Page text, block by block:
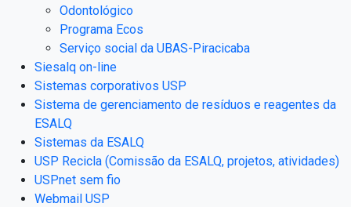
Odontológico
Programa Ecos
Serviço social da UBAS-Piracicaba
Siesalq on-line
Sistemas corporativos USP
Sistema de gerenciamento de resíduos e reagentes da
ESALQ
Sistemas da ESALQ
USP Recicla (Comissão da ESALQ, projetos, atividades)
USPnet sem fio
Webmail USP